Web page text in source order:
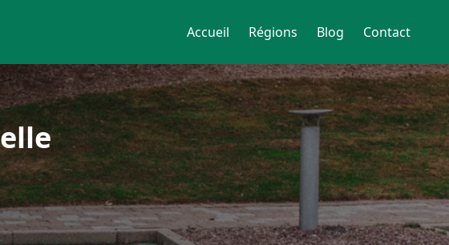
Accueil Régions Blog Contact